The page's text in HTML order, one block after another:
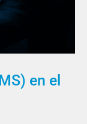
en el